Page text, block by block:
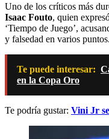
Uno de los críticos más
Isaac Fouto, quien
‘Tiempo de Juego’,
y falsedad en varios puntos.
Te puede interesar:
en la Copa Oro
Te podría gustar: Vini Jr